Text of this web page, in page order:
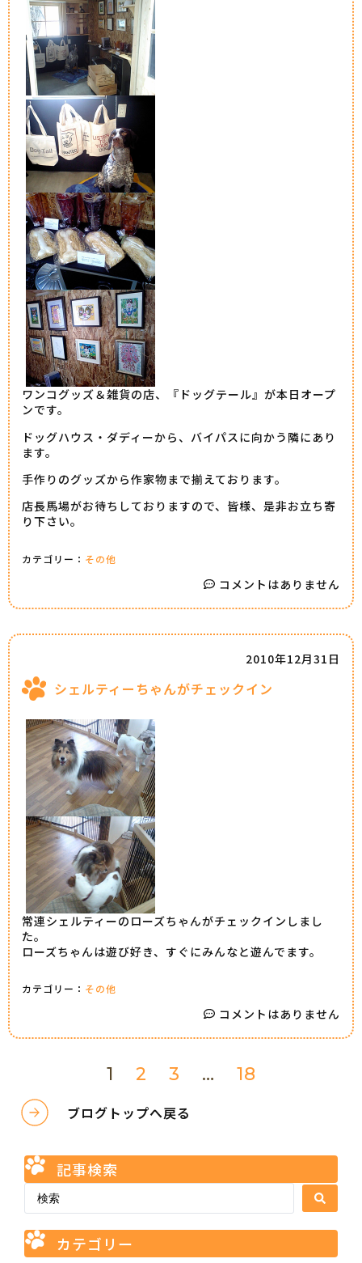
ワンコグッズ＆雑貨の店、『ドッグテール』が本日オープ
ンです。
ドッグハウス・ダディーから、バイパスに向かう隣にあり
ます。
手作りのグッズから作家物まで揃えております。
店長馬場がお待ちしておりますので、皆様、是非お立ち寄
り下さい。
カテゴリー： その他
コメントはありません
シェルティーちゃんがチェックイン
2010年12月31日
常連シェルティーのローズちゃんがチェックインしまし
た。
ローズちゃんは遊び好き、すぐにみんなと遊んでます。
カテゴリー： その他
コメントはありません
1 2 3 … 18
ブログトップへ戻る
記事検索
カテゴリー